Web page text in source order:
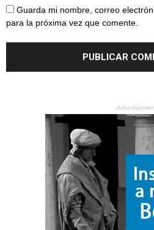
Guarda mi nombre, correo
para la próxima vez que comente.
-